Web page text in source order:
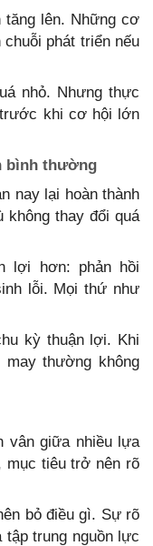
tăng lên. Những cơ
phát triển nếu
nhỏ. Nhưng thực
khi cơ hội lớn
bình thường
nay lại hoàn thành
không thay đổi quá
lợi hơn: phản hồi
lỗi. Mọi thứ như
kỳ thuận lợi. Khi
may thường không
vân giữa nhiều lựa
mục tiêu trở nên rõ
bỏ điều gì. Sự rõ
trung nguồn lực